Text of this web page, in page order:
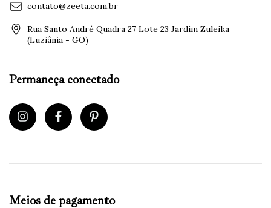
contato@zeeta.com.br
Rua Santo André Quadra 27 Lote 23 Jardim Zuleika
(Luziânia - GO)
Permaneça conectado
Meios de pagamento